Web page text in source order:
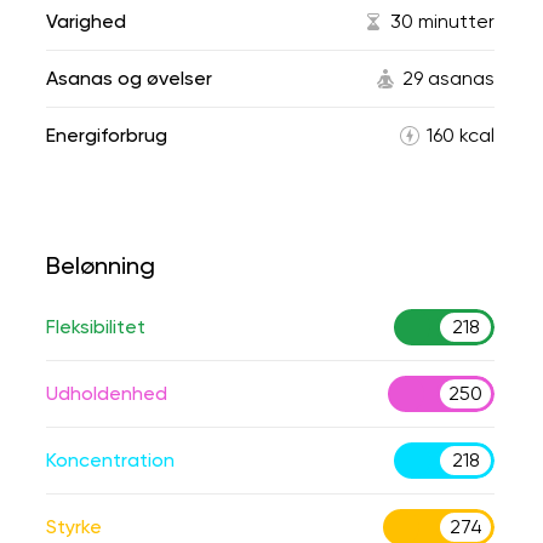
Varighed 30 minutter
Asanas og øvelser 29 asanas
Energiforbrug 160 kcal
Belønning
Fleksibilitet 218
Udholdenhed 250
Koncentration 218
Styrke 274